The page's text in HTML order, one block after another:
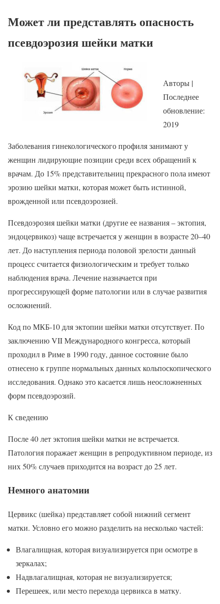
Может ли представлять опасность
псевдоэрозия шейки матки
Авторы |
Последнее
обновление:
2019
Заболевания гинекологического профиля занимают у
женщин лидирующие позиции среди всех обращений к
врачам. До 15% представительниц прекрасного пола имеют
эрозию шейки матки, которая может быть истинной,
врожденной или псевдоэрозией.
Псевдоэрозия шейки матки (другие ее названия – эктопия,
эндоцервикоз) чаще встречается у женщин в возрасте 20–40
лет. До наступления периода половой зрелости данный
процесс считается физиологическим и требует только
наблюдения врача. Лечение назначается при
прогрессирующей форме патологии или в случае развития
осложнений.
Код по МКБ-10 для эктопии шейки матки отсутствует. По
заключению VII Международного конгресса, который
проходил в Риме в 1990 году, данное состояние было
отнесено к группе нормальных данных кольпоскопического
исследования. Однако это касается лишь неосложненных
форм псевдоэрозий.
К сведению
После 40 лет эктопия шейки матки не встречается.
Патология поражает женщин в репродуктивном периоде, из
них 50% случаев приходится на возраст до 25 лет.
Немного анатомии
Цервикс (шейка) представляет собой нижний сегмент
матки. Условно его можно разделить на несколько частей:
Влагалищная, которая визуализируется при осмотре в
зеркалах;
Надвлагалищная, которая не визуализируется;
Перешеек, или место перехода цервикса в матку.